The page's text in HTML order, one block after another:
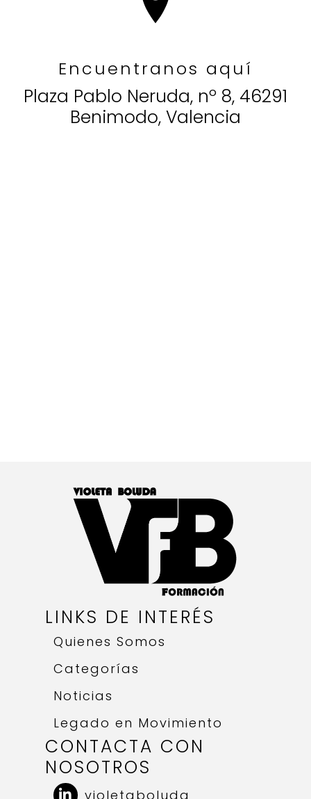
Encuentranos aquí
Plaza Pablo Neruda, nº 8, 46291
Benimodo, Valencia
LINKS DE INTERÉS
Quienes Somos
Categorías
Noticias
Legado en Movimiento
CONTACTA CON
NOSOTROS
violetaboluda